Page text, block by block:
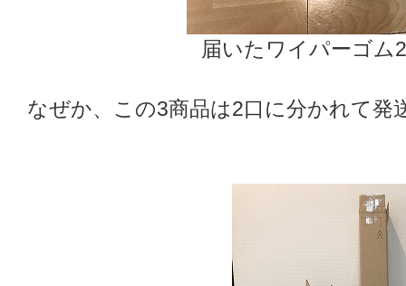
届いたワイパーゴム
なぜか、この3商品は2口に分かれて発